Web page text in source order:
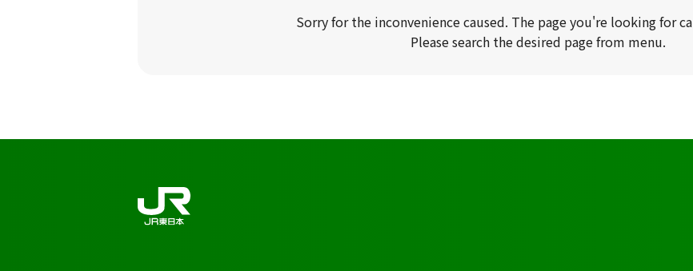
Sorry for the inconvenience caused. The page you're looking for
Please search the desired page from menu.